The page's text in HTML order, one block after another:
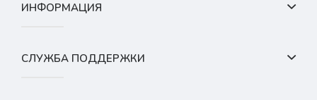
ИНФОРМАЦИЯ
СЛУЖБА ПОДДЕРЖКИ